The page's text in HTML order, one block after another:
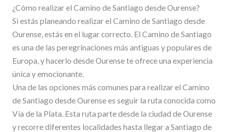
¿Cómo realizar el Camino de Santiago desde Ourense?
Si estás planeando realizar el Camino de Santiago desde
Ourense, estás en el lugar correcto. El Camino de Santiago
es una de las peregrinaciones más antiguas y populares de
Europa, y hacerlo desde Ourense te ofrece una experiencia
única y emocionante.
Una de las opciones más comunes para realizar el Camino
de Santiago desde Ourense es seguir la ruta conocida como
Vía de la Plata. Esta ruta parte desde la ciudad de Ourense
y recorre diferentes localidades hasta llegar a Santiago de